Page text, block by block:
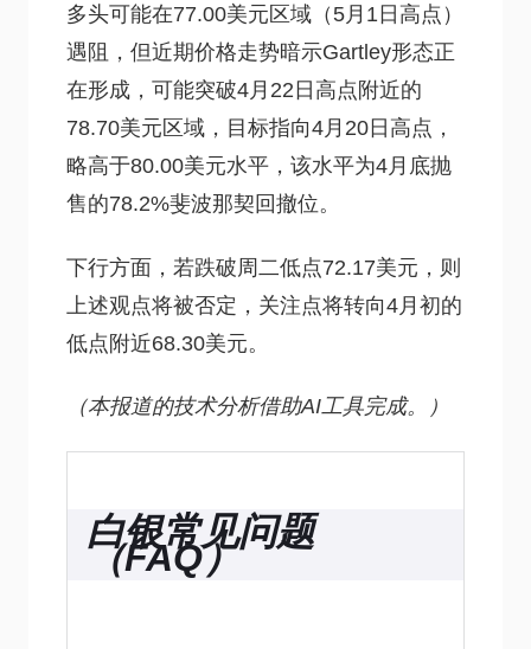
多头可能在77.00美元区域（5月1日高点）
遇阻，但近期价格走势暗示Gartley形态正
在形成，可能突破4月22日高点附近的
78.70美元区域，目标指向4月20日高点，
略高于80.00美元水平，该水平为4月底抛
售的78.2%斐波那契回撤位。
下行方面，若跌破周二低点72.17美元，则
上述观点将被否定，关注点将转向4月初的
低点附近68.30美元。
（本报道的技术分析借助AI工具完成。）
白银常见问题
（FAQ）